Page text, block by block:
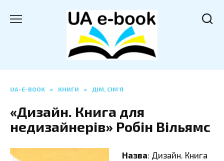
UA-E-BOOK » КНИГИ » ДІМ, СІМ’Я
«Дизайн. Книга для
недизайнерів» Робін Вільямс
Назва: Дизайн. Книга